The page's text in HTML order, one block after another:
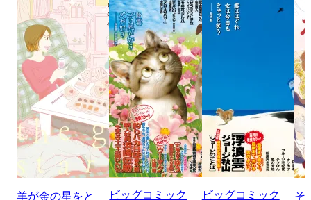
羊が金の星をと ビッグコミック ビッグコミック そ